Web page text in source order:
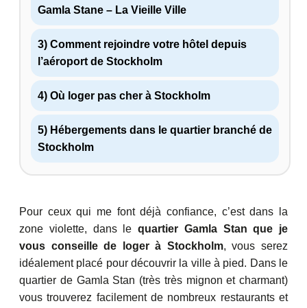
Gamla Stane – La Vieille Ville
3) Comment rejoindre votre hôtel depuis
l’aéroport de Stockholm
4) Où loger pas cher à Stockholm
5) Hébergements dans le quartier branché de
Stockholm
Pour ceux qui me font déjà confiance, c’est dans la
zone violette, dans le quartier Gamla Stan que je
vous conseille de loger à Stockholm, vous serez
idéalement placé pour découvrir la ville à pied. Dans le
quartier de Gamla Stan (très très mignon et charmant)
vous trouverez facilement de nombreux restaurants et